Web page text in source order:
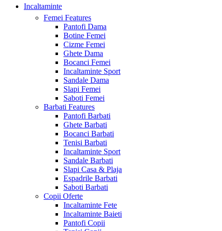
Incaltaminte
Femei Features
Pantofi Dama
Botine Femei
Cizme Femei
Ghete Dama
Bocanci Femei
Incaltaminte Sport
Sandale Dama
Slapi Femei
Saboti Femei
Barbati Features
Pantofi Barbati
Ghete Barbati
Bocanci Barbati
Tenisi Barbati
Incaltaminte Sport
Sandale Barbati
Slapi Casa & Plaja
Espadrile Barbati
Saboti Barbati
Copii Oferte
Incaltaminte Fete
Incaltaminte Baieti
Pantofi Copii